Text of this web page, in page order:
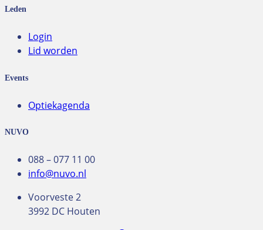
Leden
Login
Lid worden
Events
Optiekagenda
NUVO
088 – 077 11 00
info@nuvo.nl
Voorveste 2
3992 DC Houten